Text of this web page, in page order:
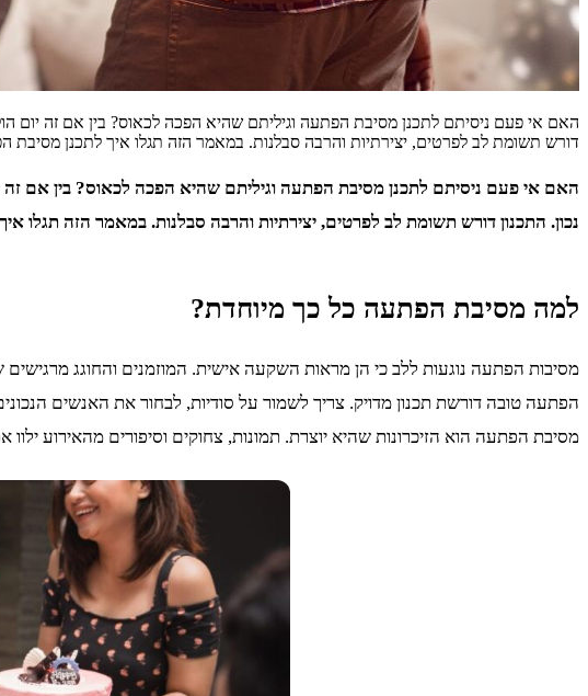
האם אי פעם ניסיתם לתכנן מסיבת הפתעה וגיליתם שהיא הפכה לכאוס? בין אם זה יום
דורש תשומת לב לפרטים, יצירתיות והרבה סבלנות. במאמר הזה תגלו איך לתכנן
האם אי פעם ניסיתם לתכנן מסיבת הפתעה וגיליתם שהיא הפכה לכאוס? בין אם
נכון. התכנון דורש תשומת לב לפרטים, יצירתיות והרבה סבלנות. במאמר הזה
למה מסיבת הפתעה כל כך מיוחדת?
מסיבות הפתעה נוגעות ללב כי הן מראות השקעה אישית. המוזמנים והחוגג
הפתעה טובה דורשת תכנון מדויק. צריך לשמור על סודיות, לבחור את האנשים
מסיבת הפתעה הוא הזיכרונות שהיא יוצרת. תמונות, צחוקים וסיפורים מהאירוע